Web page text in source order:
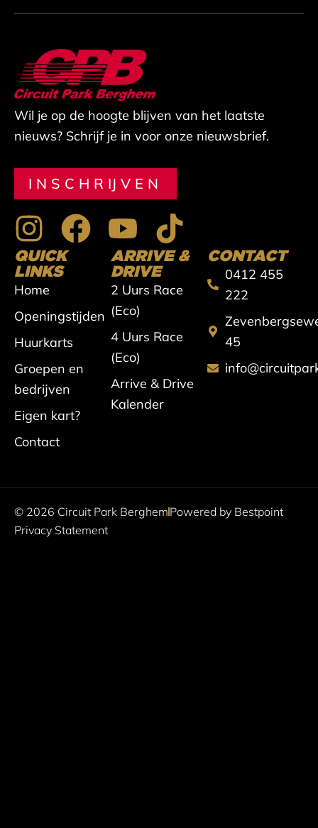
Wil je op de hoogte blijven van het laatste
nieuws? Schrijf je in voor onze nieuwsbrief.
INSCHRIJVEN
I
n
s
t
a
g
r
a
m
F
a
e
b
o
k
Y
o
u
t
u
b
e
T
i
k
t
o
QUICK
LINKS
Home
Openingstijden
Huurkarts
Groepen en
bedrijven
Eigen kart?
Contact
ARRIVE &
DRIVE
2 Uurs Race
(Eco)
4 Uurs Race
(Eco)
Arrive & Drive
Kalender
CONTACT
0412 455
222
45
© 2026 Circuit Park Berghem Powered by Bestpoint
Privacy Statement